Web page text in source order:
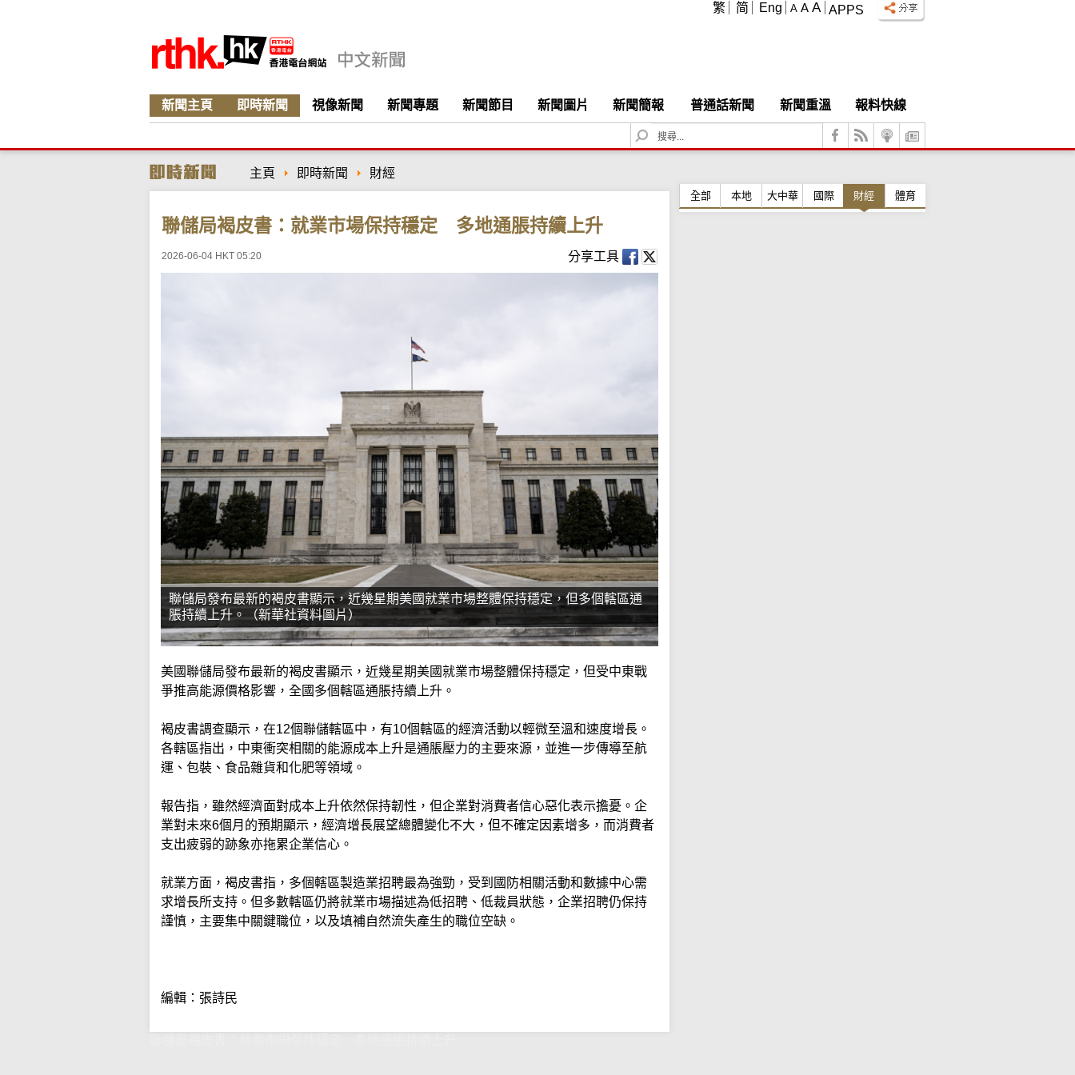
APPS
A A A
繁 简 Eng
新聞主頁 即時新聞 視像新聞 新聞專題 新聞節目 新聞圖片 新聞簡報 普通話新聞 新聞重溫
報料快線
S
e
c
主頁 即時新聞 財經
聯儲局褐皮書：就業市場保持穩定 多地通脹持續上升
2026-06-04 HKT 05:20 分享工具
聯儲局發布最新的褐皮書顯示，近幾星期美國就業市場整體保持穩定，但多個轄區通
脹持續上升。（新華社資料圖片）
美國聯儲局發布最新的褐皮書顯示，近幾星期美國就業市場整體保持穩定，但受中東戰
爭推高能源價格影響，全國多個轄區通脹持續上升。
褐皮書調查顯示，在12個聯儲轄區中，有10個轄區的經濟活動以輕微至溫和速度增長。
各轄區指出，中東衝突相關的能源成本上升是通脹壓力的主要來源，並進一步傳導至航
運、包裝、食品雜貨和化肥等領域。
報告指，雖然經濟面對成本上升依然保持韌性，但企業對消費者信心惡化表示擔憂。企
業對未來6個月的預期顯示，經濟增長展望總體變化不大，但不確定因素增多，而消費者
支出疲弱的跡象亦拖累企業信心。
就業方面，褐皮書指，多個轄區製造業招聘最為強勁，受到國防相關活動和數據中心需
求增長所支持。但多數轄區仍將就業市場描述為低招聘、低裁員狀態，企業招聘仍保持
謹慎，主要集中關鍵職位，以及填補自然流失產生的職位空缺。
編輯：張詩民
全部 本地 大中華 國際 財經 體育